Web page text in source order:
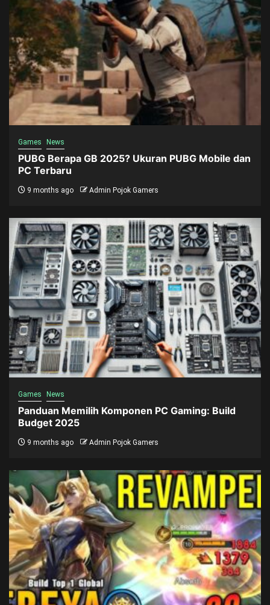
Games News
PUBG Berapa GB 2025? Ukuran PUBG Mobile dan
PC Terbaru
9 months ago Admin Pojok Gamers
Games News
Panduan Memilih Komponen PC Gaming: Build
Budget 2025
9 months ago Admin Pojok Gamers